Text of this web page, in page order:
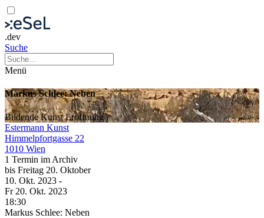
.dev
Suche
Menü
Markus Schlee: Neben
Bildende KunstEröffnung
Estermann Kunst
Himmelpfortgasse 22
1010 Wien
1 Termin im Archiv
bis Freitag 20. Oktober
10. Okt. 2023 -
Fr 20. Okt. 2023
18:30
Markus Schlee: Neben